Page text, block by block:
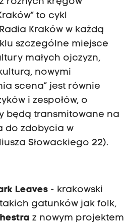
różnych kręgów
to cykl
Kraków w każdą
szczególne miejsce
małych ojczyzn,
nowymi
scena” jest równie
i zespołów, o
będą transmitowane na
do zdobycia w
Słowackiego 22).
Leaves - krakowski
gatunków jak folk,
z nowym projektem